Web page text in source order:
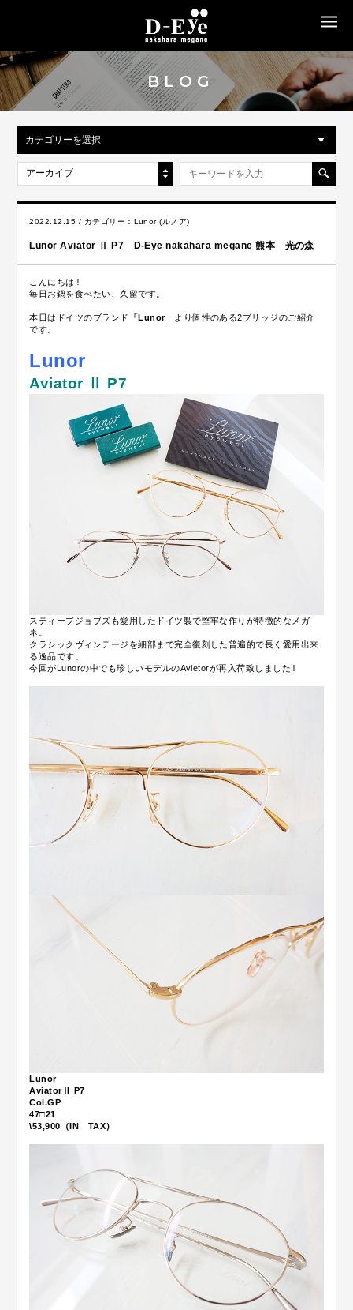
BLOG
カテゴリーを選択
アーカイブ
2022.12.15 / カテゴリー： Lunor (ルノア)
Lunor Aviator Ⅱ P7 D-Eye nakahara megane 熊本 光の森
こんにちは‼
毎日お鍋を食べたい、久留です。
本日はドイツのブランド 「Lunor」
より個性のある2ブリッジのご紹介
です。
Lunor
Aviator Ⅱ P7
スティーブジョブズも愛用したドイツ製で堅牢な作りが特徴的なメガ
ネ。
クラシックヴィンテージを細部まで完全復刻した普遍的で長く愛用出来
る逸品です。
今回がLunorの中でも珍しいモデルのAvietorが再入荷致しました‼
Lunor
AviatorⅡ P7
Col.GP
47□21
\53,900（IN TAX）